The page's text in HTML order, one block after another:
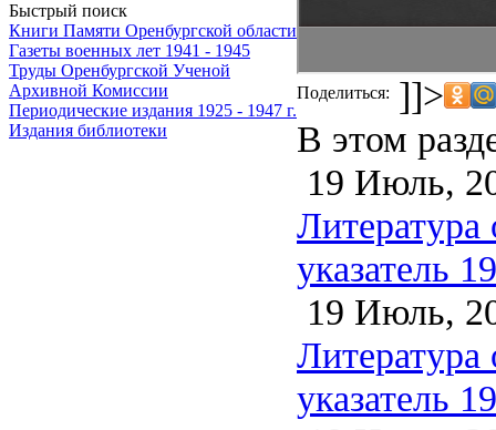
Быстрый поиск
Книги Памяти Оренбургской области
Газеты военных лет 1941 - 1945
Труды Оренбургской Ученой
Архивной Комиссии
Периодические издания 1925 - 1947 г.
Издания библиотеки
Поделиться: ]]>
В этом
19 Июль,
Литература
указатель
19 Июль,
Литература
указатель